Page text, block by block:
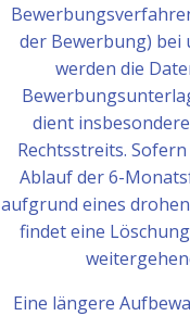
der Bewerbung) bei
werden die
dient
Rechtsstreits.
Ablauf der 6-
aufgrund eines
findet eine
Eine längere